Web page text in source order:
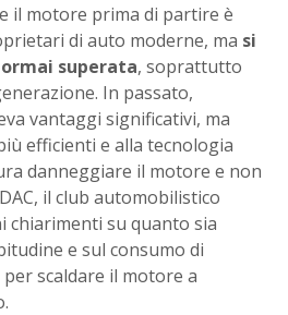
il motore prima di partire è
di auto moderne, ma si
superata, soprattutto
In passato,
vantaggi significativi, ma
efficienti e alla tecnologia
danneggiare il motore e non
il club automobilistico
chiarimenti su quanto sia
e sul consumo di
scaldare il motore a